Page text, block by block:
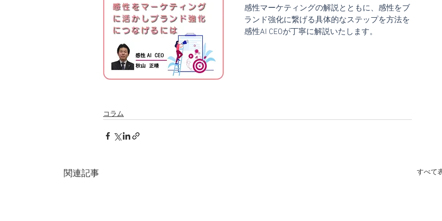
感性マーケティングの解説とともに、感性をブ
ランド強化に繋げる具体的なステップを方法を
感性AI CEOが丁寧に解説いたします。
コラム
関連記事 すべて